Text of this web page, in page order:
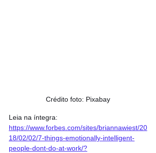
Crédito foto: Pixabay
Leia na íntegra:
https://www.forbes.com/sites/briannawiest/20
18/02/02/7-things-emotionally-intelligent-
people-dont-do-at-work/?